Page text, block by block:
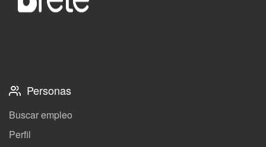
Personas
Buscar empleo
Perfil